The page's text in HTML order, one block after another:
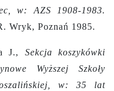
w: AZS 1908-1983.
Wryk, Poznań 1985.
J., Sekcja koszykówki
Wyższej Szkoły
w:
35 lat